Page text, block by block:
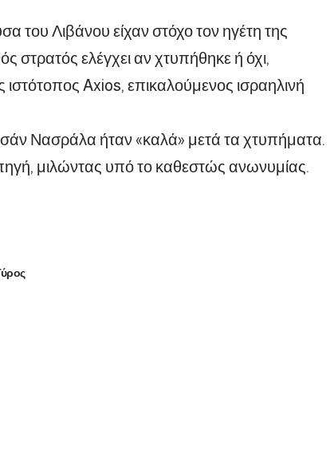
του Λιβάνου είχαν στόχο τον ηγέτη της
ελέγχει αν χτυπήθηκε ή όχι,
ιστότοπος Axios, επικαλούμενος ισραηλινή
Νασράλα ήταν «καλά» μετά τα χτυπήματα.
μιλώντας υπό το καθεστώς ανωνυμίας.